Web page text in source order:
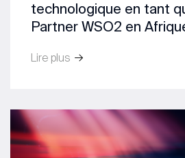
technologique en tant
Partner WSO2 en
Lire plus